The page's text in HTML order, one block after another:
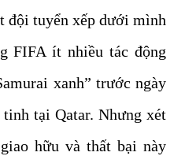
đội tuyển xếp dưới mình
FIFA ít nhiều tác động
xanh” trước ngày
tại Qatar. Nhưng xét
hữu và thất bại này